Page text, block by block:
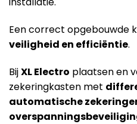
Een correct opgebouwde
veiligheid en efficiëntie.
BijXL Electro plaatsen en
zekeringkasten met
automatische